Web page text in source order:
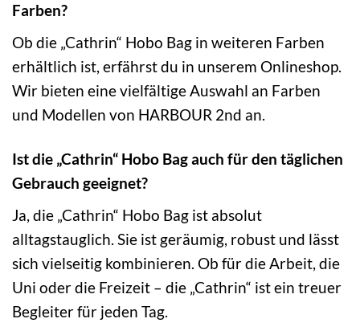
Farben?
Ob die „Cathrin“ Hobo Bag in weiteren Farben
erhältlich ist, erfährst du in unserem Onlineshop.
Wir bieten eine vielfältige Auswahl an Farben
und Modellen von HARBOUR 2nd an.
Ist die „Cathrin“ Hobo Bag auch für den täglichen
Gebrauch geeignet?
Ja, die „Cathrin“ Hobo Bag ist absolut
alltagstauglich. Sie ist geräumig, robust und lässt
sich vielseitig kombinieren. Ob für die Arbeit, die
Uni oder die Freizeit – die „Cathrin“ ist ein treuer
Begleiter für jeden Tag.